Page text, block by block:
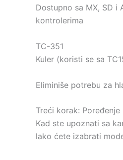
Dostupno sa MX, SD i
kontrolerima
TC-351
Kuler (koristi se sa
Eliminiše potrebu za
Treći korak:
Kad ste upoznati sa
lako ćete izabrati